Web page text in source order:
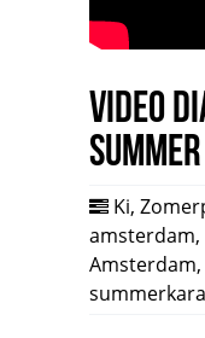
Video
Ki,
amsterdam,
Amsterdam,